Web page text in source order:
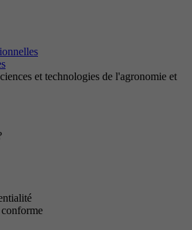
et technologies de l'agronomie et